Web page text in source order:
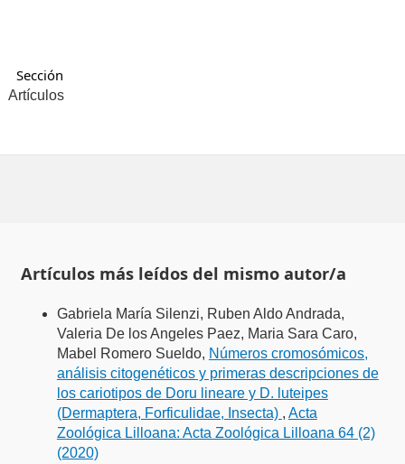
Sección
Artículos
Artículos más leídos del mismo autor/a
Gabriela María Silenzi, Ruben Aldo Andrada,
Valeria De los Angeles Paez, Maria Sara Caro,
Mabel Romero Sueldo, Números cromosómicos,
análisis citogenéticos y primeras descripciones de
los cariotipos de Doru lineare y D. luteipes
(Dermaptera, Forficulidae, Insecta) , Acta
Zoológica Lilloana: Acta Zoológica Lilloana 64 (2)
(2020)